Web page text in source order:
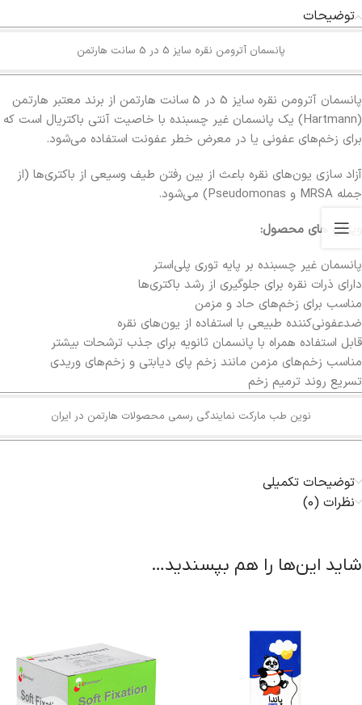
توضیحات
پانسمان آترومن نقره سایز 5 در 5 سانت هارتمن
پانسمان آترومن نقره سایز 5 در 5 سانت هارتمن از برند معتبر هارتمن
(Hartmann) یک پانسمان غیر چسبنده با خاصیت آنتی‌ باکتریال است که
برای زخم‌های عفونی یا در معرض خطر عفونت استفاده می‌شود.
آزاد سازی یون‌های نقره باعث از بین رفتن طیف وسیعی از باکتری‌ها (از
جمله MRSA و Pseudomonas) می‌شود.
ویژگی های محصول:
پانسمان غیر چسبنده بر پایه توری پلی‌استر
دارای ذرات نقره برای جلوگیری از رشد باکتری‌ها
مناسب برای زخم‌های حاد و مزمن
ضدعفونی‌کننده طبیعی با استفاده از یون‌های نقره
قابل استفاده همراه با پانسمان ثانویه برای جذب ترشحات بیشتر
مناسب زخم‌های مزمن مانند زخم پای دیابتی و زخم‌های وریدی
تسریع روند ترمیم زخم
نوین طب مارکت نمایندگی رسمی محصولات هارتمن در ایران
توضیحات تکمیلی
نظرات (0)
شاید این‌ها را هم بپسندید…